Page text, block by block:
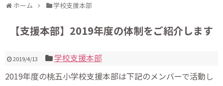
ホーム 学校支援本部
【支援本部】2019年度の体制をご紹介します
2019/4/13
学校支援本部
2019年度の桃五小学校支援本部は下記のメンバーで活動し